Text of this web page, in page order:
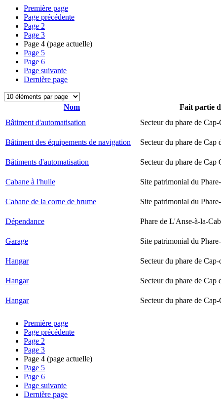
Première page
Page précédente
Page 2
Page 3
Page 4 (page actuelle)
Page 5
Page 6
Page suivante
Dernière page
Nom
Fait partie
Bâtiment d'automatisation
Secteur du phare de Cap-
Bâtiment des équipements de navigation Secteur du phare de Cap
Bâtiments d'automatisation Secteur du phare de Cap
Cabane à l'huile Site patrimonial du
Cabane de la corne de brume Site patrimonial du
Dépendance Phare de L'Anse-à-la-
Garage Site patrimonial du
Hangar Secteur du phare de Cap-
Hangar Secteur du phare de Cap
Hangar Secteur du phare de Cap-
Première page
Page précédente
Page 2
Page 3
Page 4 (page actuelle)
Page 5
Page 6
Page suivante
Dernière page